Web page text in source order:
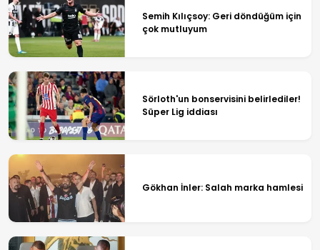
Semih Kılıçsoy: Geri döndüğüm için
çok mutluyum
Sörloth'un bonservisini belirlediler!
Süper Lig iddiası
Gökhan İnler: Salah marka hamlesi